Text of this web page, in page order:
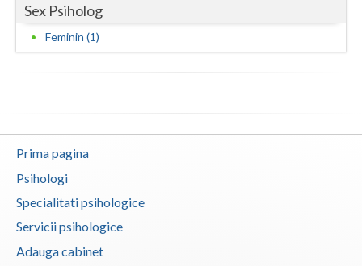
Satu-Mare
Timis
Tulcea
Valcea
Vaslui
Sex Psiholog
Feminin (1)
Prima pagina
Psihologi
Specialitati psihologice
Servicii psihologice
Adauga cabinet